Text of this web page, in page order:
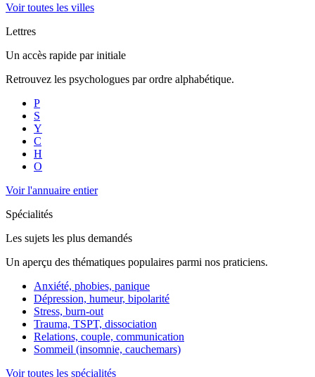
Voir toutes les villes
Lettres
Un accès rapide par initiale
Retrouvez les psychologues par ordre alphabétique.
P
S
Y
C
H
O
Voir l'annuaire entier
Spécialités
Les sujets les plus demandés
Un aperçu des thématiques populaires parmi nos praticiens.
Anxiété, phobies, panique
Dépression, humeur, bipolarité
Stress, burn-out
Trauma, TSPT, dissociation
Relations, couple, communication
Sommeil (insomnie, cauchemars)
Voir toutes les spécialités